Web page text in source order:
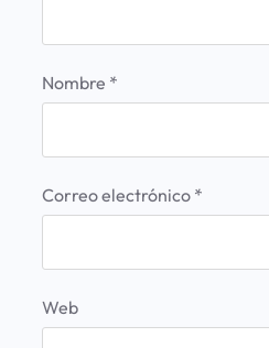
Nombre *
Correo electrónico *
Web